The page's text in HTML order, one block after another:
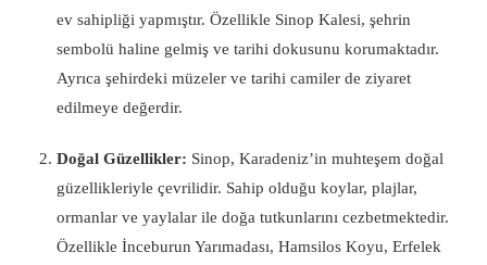
ev sahipliği yapmıştır. Özellikle Sinop Kalesi, şehrin
sembolü haline gelmiş ve tarihi dokusunu korumaktadır.
Ayrıca şehirdeki müzeler ve tarihi camiler de ziyaret
edilmeye değerdir.
Doğal Güzellikler: Sinop, Karadeniz’in muhteşem doğal
güzellikleriyle çevrilidir. Sahip olduğu koylar, plajlar,
ormanlar ve yaylalar ile doğa tutkunlarını cezbetmektedir.
Özellikle İnceburun Yarımadası, Hamsilos Koyu, Erfelek